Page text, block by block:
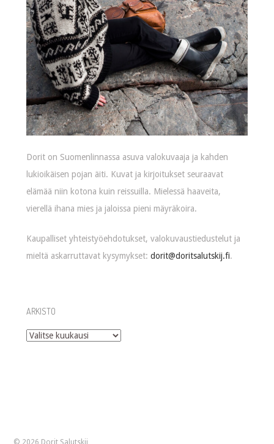
Dorit on Suomenlinnassa asuva valokuvaaja ja kahden
lukioikäisen pojan äiti. Kuvat ja kirjoitukset seuraavat
elämää niin kotona kuin reissuilla. Mielessä haaveita,
vierellä ihana mies ja jaloissa pieni mäyräkoira.
Kaupalliset yhteistyöehdotukset, valokuvaustiedustelut ja
mieltä askarruttavat kysymykset:dorit@doritsalutskij.fi.
ARKISTO
Arkisto
© 2026 Dorit Salutskij